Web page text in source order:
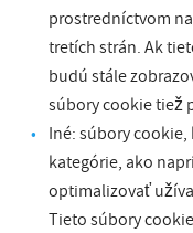
prostredníctvom
tretích strán. Ak
budú stále
súbory cookie tiež
Iné: súbory
kategórie, ako
optimalizovať
Tieto súbory